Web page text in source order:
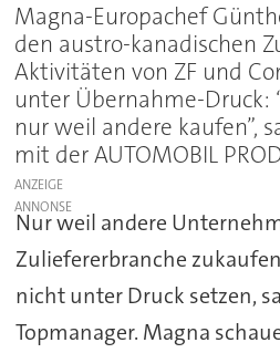
Magna-Europachef
den austro-kanadischen
Aktivitäten von ZF und
unter Übernahme-Druck:
nur weil andere kaufen”,
mit der AUTOMOBIL
ANZEIGE
Nur weil andere
Zuliefererbranche
nicht unter Druck setzen,
Topmanager. Magna